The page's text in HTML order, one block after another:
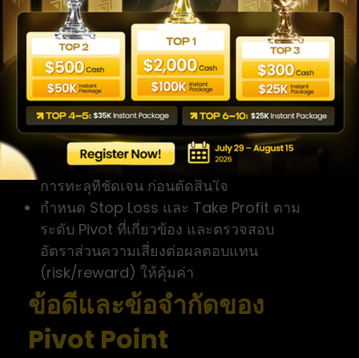
เลือกประเภทและช่วงเวลาของ Pivot ให้ตรงกับ
timeframe ที่เทรด
ดูตำแหน่งราคาปัจจุบันเทียบกับเส้น PP เพื่อ
กำหนดอคติทิศทาง (เหนือ = โทนขาขึ้น, ใต้ =
โทนขาลง)
ระบุระดับแนวรับ-แนวต้าน (S/R) ที่ใกล้ราคา
ที่สุดเป็นเป้าหมายและจุดสกัด
รอการยืนยัน เช่น สัญญาณเด้งจากระดับ หรือ
การทะลุที่ชัดเจน ก่อนตัดสินใจ
กำหนด Stop Loss และ Take Profit ตาม
ระดับ Pivot ที่เกี่ยวข้อง และตรวจสอบ
อัตราส่วนความเสี่ยงต่อผลตอบแทน
(risk/reward) ให้คุ้มค่า
ข้อดีและข้อจำกัดของ
Pivot Point